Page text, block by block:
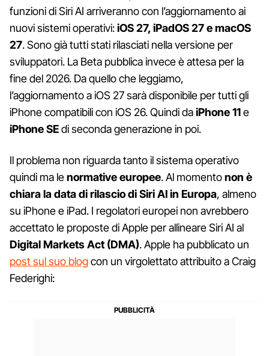
funzioni di Siri AI arriveranno con l’aggiornamento ai
nuovi sistemi operativi:iOS 27, iPadOS 27 e macOS
27. Sono già tutti stati rilasciati nella versione per
sviluppatori. La Beta pubblica invece è attesa per la
fine del 2026. Da quello che leggiamo,
l’aggiornamento a iOS 27 sarà disponibile per tutti gli
iPhone compatibili con iOS 26. Quindi daiPhone11e
iPhoneSEdi seconda generazione in poi.
Il problema non riguarda tanto il sistema operativo
quindi ma lenormative europee. Al momentonon è
chiara la data di rilascio di Siri AI in Europa, almeno
su iPhone e iPad. I regolatori europei non avrebbero
accettato le proposte di Apple per allineare Siri AI al
Digital Markets Act (DMA). Apple ha pubblicato un
post sul suo blogcon un virgolettato attribuito a Craig
Federighi: